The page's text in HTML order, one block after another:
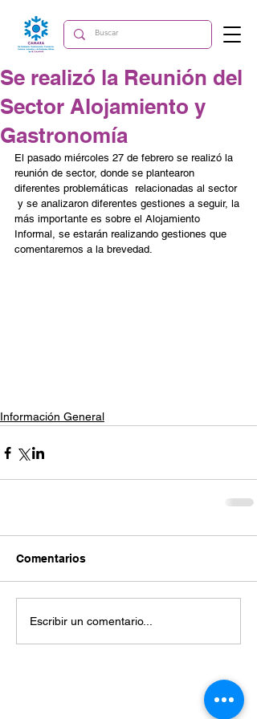
Se realizó la Reunión del
Sector Alojamiento y
Gastronomía
El pasado miércoles 27 de febrero se realizó la
reunión de sector, donde se plantearon
diferentes problemáticas  relacionadas al sector
y se analizaron diferentes gestiones a seguir, la
más importante es sobre el Alojamiento
Informal, se estarán realizando gestiones que
comentaremos a la brevedad.
Información General
Comentarios
Escribir un comentario...